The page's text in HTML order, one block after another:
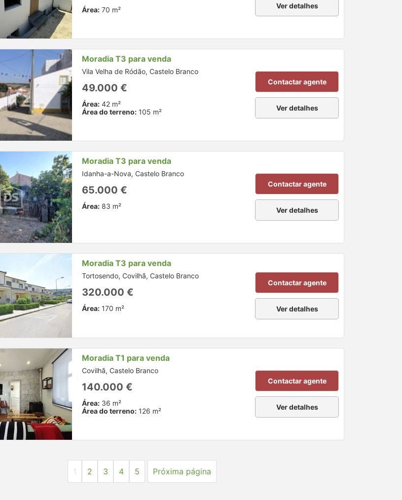
Área: 70 m² Ver detalhes
Moradia T3 para venda
Vila Velha de Ródão, Castelo Branco
49.000 €
Área: 42 m²
Área do terreno: 105 m²
Contactar agente
Ver detalhes
Moradia T3 para venda
Idanha-a-Nova, Castelo Branco
65.000 €
Área: 83 m²
Contactar agente
Ver detalhes
Moradia T3 para venda
Tortosendo, Covilhã, Castelo Branco
320.000 €
Área: 170 m²
Contactar agente
Ver detalhes
Moradia T1 para venda
Covilhã, Castelo Branco
140.000 €
Área: 36 m²
Área do terreno: 126 m²
Contactar agente
Ver detalhes
1 2 3 4 5 Próxima página